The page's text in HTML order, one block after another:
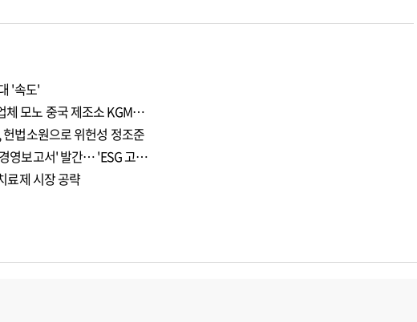
'속도'
체 모노 중국 제조소 KGM…
법소원으로 위헌성 정조준
영보고서' 발간… 'ESG 고…
료제 시장 공략